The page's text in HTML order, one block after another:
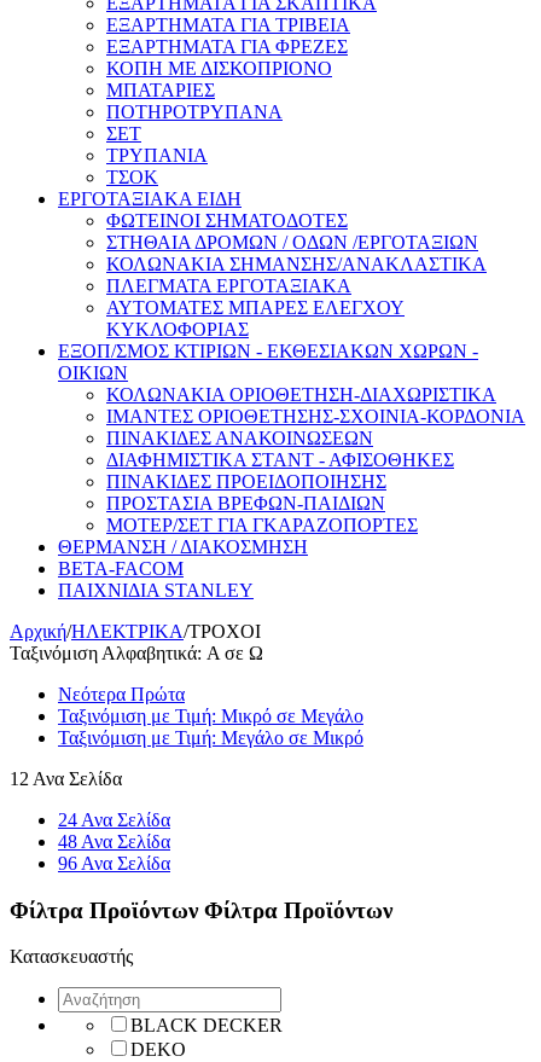
ΕΞΑΡΤΗΜΑΤΑ ΓΙΑ ΤΡΙΒΕΙΑ
ΕΞΑΡΤΗΜΑΤΑ ΓΙΑ ΦΡΕΖΕΣ
ΚΟΠΗ ΜΕ ΔΙΣΚΟΠΡΙΟΝΟ
ΜΠΑΤΑΡΙΕΣ
ΠΟΤΗΡΟΤΡΥΠΑΝΑ
ΣΕΤ
ΤΡΥΠΑΝΙΑ
ΤΣΟΚ
ΕΡΓΟΤΑΞΙΑΚΑ ΕΙΔΗ
ΦΩΤΕΙΝΟΙ ΣΗΜΑΤΟΔΟΤΕΣ
ΣΤΗΘΑΙΑ ΔΡΟΜΩΝ / ΟΔΩΝ /ΕΡΓΟΤΑΞΙΩΝ
ΚΟΛΩΝΑΚΙΑ ΣΗΜΑΝΣΗΣ/ΑΝΑΚΛΑΣΤΙΚΑ
ΠΛΕΓΜΑΤΑ ΕΡΓΟΤΑΞΙΑΚΑ
ΑΥΤΟΜΑΤΕΣ ΜΠΑΡΕΣ ΕΛΕΓΧΟΥ
ΚΥΚΛΟΦΟΡΙΑΣ
ΕΞΟΠ/ΣΜΟΣ ΚΤΙΡΙΩΝ - ΕΚΘΕΣΙΑΚΩΝ ΧΩΡΩΝ -
ΟΙΚΙΩΝ
ΚΟΛΩΝΑΚΙΑ ΟΡΙΟΘΕΤΗΣΗ-ΔΙΑΧΩΡΙΣΤΙΚΑ
ΙΜΑΝΤΕΣ ΟΡΙΟΘΕΤΗΣΗΣ-ΣΧΟΙΝΙΑ-ΚΟΡΔΟΝΙΑ
ΠΙΝΑΚΙΔΕΣ ΑΝΑΚΟΙΝΩΣΕΩΝ
ΔΙΑΦΗΜΙΣΤΙΚΑ ΣΤΑΝΤ - ΑΦΙΣΟΘΗΚΕΣ
ΠΙΝΑΚΙΔΕΣ ΠΡΟΕΙΔΟΠΟΙΗΣΗΣ
ΠΡΟΣΤΑΣΙΑ ΒΡΕΦΩΝ-ΠΑΙΔΙΩΝ
ΜΟΤΕΡ/ΣΕΤ ΓΙΑ ΓΚΑΡΑΖΟΠΟΡΤΕΣ
ΘΕΡΜΑΝΣΗ / ΔΙΑΚΟΣΜΗΣΗ
BETA-FACOM
ΠΑΙΧΝΙΔΙΑ STANLEY
Αρχική/ΗΛΕΚΤΡΙΚΑ/ΤΡΟΧΟΙ
Ταξινόμιση Αλφαβητικά: A σε Ω
Νεότερα Πρώτα
Ταξινόμιση με Τιμή: Μικρό σε Μεγάλο
Ταξινόμιση με Τιμή: Μεγάλο σε Μικρό
12 Ανα Σελίδα
24 Ανα Σελίδα
48 Ανα Σελίδα
96 Ανα Σελίδα
Φίλτρα Προϊόντων Φίλτρα Προϊόντων
Κατασκευαστής
BLACK DECKER
DEKO